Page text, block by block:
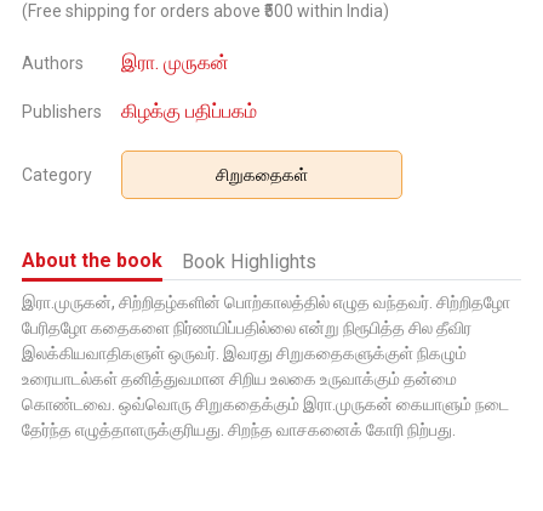
(Free shipping for orders above ₹500 within India)
Authors இரா. முருகன்
Publishers கிழக்கு பதிப்பகம்
Category சிறுகதைகள்
About the book Book Highlights
இரா.முருகன், சிற்றிதழ்களின் பொற்காலத்தில் எழுத வந்தவர். சிற்றிதழோ
பேரிதழோ கதைகளை நிர்ணயிப்பதில்லை என்று நிரூபித்த சில தீவிர
இலக்கியவாதிகளுள் ஒருவர். இவரது சிறுகதைகளுக்குள் நிகழும்
உரையாடல்கள் தனித்துவமான சிறிய உலகை உருவாக்கும் தன்மை
கொண்டவை. ஒவ்வொரு சிறுகதைக்கும் இரா.முருகன் கையாளும் நடை
தேர்ந்த எழுத்தாளருக்குரியது. சிறந்த வாசகனைக் கோரி நிற்பது.